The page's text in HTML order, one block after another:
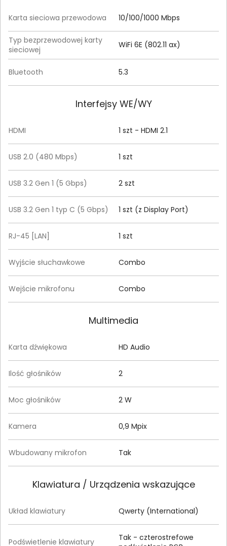
Karta sieciowa przewodowa 10/100/1000 Mbps
Typ bezprzewodowej karty
sieciowej
WiFi 6E (802.11 ax)
Bluetooth 5.3
Interfejsy WE/WY
HDMI 1 szt - HDMI 2.1
USB 2.0 (480 Mbps) 1 szt
USB 3.2 Gen 1 (5 Gbps) 2 szt
USB 3.2 Gen 1 typ C (5 Gbps) 1 szt (z Display Port)
RJ-45 [LAN] 1 szt
Wyjście słuchawkowe Combo
Wejście mikrofonu Combo
Multimedia
Karta dźwiękowa HD Audio
Ilość głośników 2
Moc głośników 2 W
Kamera 0,9 Mpix
Wbudowany mikrofon Tak
Klawiatura / Urządzenia wskazujące
Układ klawiatury Qwerty (International)
Podświetlenie klawiatury
Tak - czterostrefowe